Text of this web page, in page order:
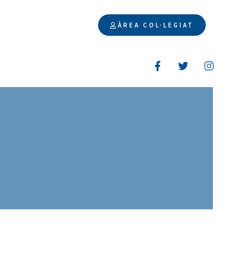
ÀREA COL·LEGIAT